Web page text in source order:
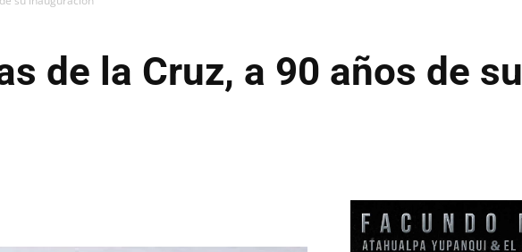
de la Cruz, a 90 años de su